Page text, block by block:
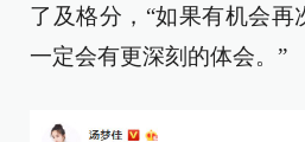
了及格分，“如果有机会再
一定会有更深刻的体会。”